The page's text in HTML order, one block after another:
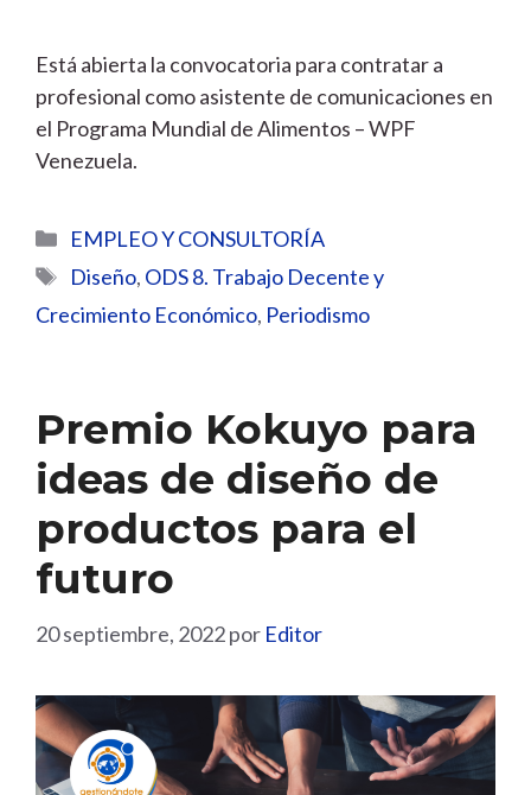
Está abierta la convocatoria para contratar a
profesional como asistente de comunicaciones en
el Programa Mundial de Alimentos – WPF
Venezuela.
Categorías
EMPLEO Y CONSULTORÍA
Etiquetas
Diseño, ODS 8. Trabajo Decente y
Crecimiento Económico, Periodismo
Premio Kokuyo para
ideas de diseño de
productos para el
futuro
20 septiembre, 2022por Editor